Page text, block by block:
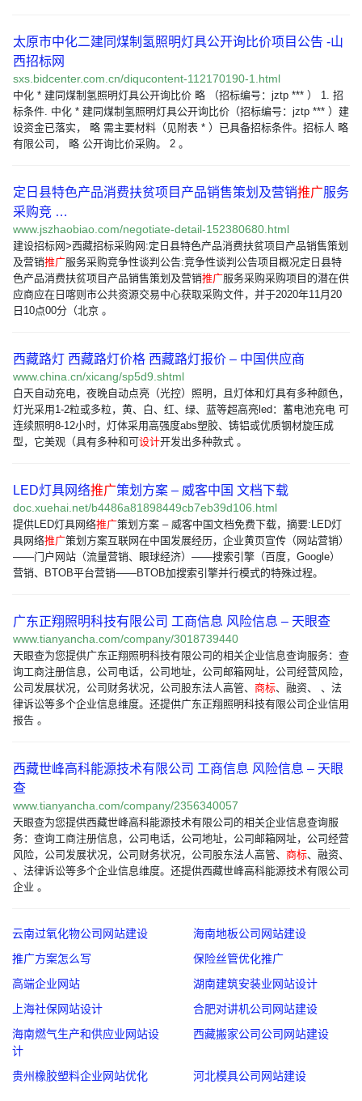
太原市中化二建同煤制氢照明灯具公开询比价项目公告 -山
西招标网
sxs.bidcenter.com.cn/diqucontent-112170190-1.html
中化 * 建同煤制氢照明灯具公开询比价 略 （招标编号：jztp *** ） 1. 招
标条件. 中化 * 建同煤制氢照明灯具公开询比价（招标编号：jztp *** ）建
设资金已落实， 略 需主要材料（见附表 * ）已具备招标条件。招标人 略
有限公司， 略 公开询比价采购。 2 。
定日县特色产品消费扶贫项目产品销售策划及营销推广服务
采购竞 …
www.jszhaobiao.com/negotiate-detail-152380680.html
建设招标网>西藏招标采购网:定日县特色产品消费扶贫项目产品销售策划
及营销推广服务采购竞争性谈判公告:竞争性谈判公告项目概况定日县特
色产品消费扶贫项目产品销售策划及营销推广服务采购采购项目的潜在供
应商应在日喀则市公共资源交易中心获取采购文件，并于2020年11月20
日10点00分（北京 。
西藏路灯 西藏路灯价格 西藏路灯报价 – 中国供应商
www.china.cn/xicang/sp5d9.shtml
白天自动充电，夜晚自动点亮（光控）照明，且灯体和灯具有多种颜色，
灯光采用1-2粒或多粒，黄、白、红、绿、蓝等超高亮led：蓄电池充电 可
连续照明8-12小时，灯体采用高强度abs塑胶、铸铝或优质钢材旋压成
型，它美观（具有多种和可设计开发出多种款式 。
LED灯具网络推广策划方案 – 威客中国 文档下载
doc.xuehai.net/b4486a81898449cb7eb39d106.html
提供LED灯具网络推广策划方案 – 威客中国文档免费下载，摘要:LED灯
具网络推广策划方案互联网在中国发展经历，企业黄页宣传（网站营销）
——门户网站（流量营销、眼球经济）——搜索引擎（百度，Google）
营销、BTOB平台营销——BTOB加搜索引擎并行模式的特殊过程。
广东正翔照明科技有限公司 工商信息 风险信息 – 天眼查
www.tianyancha.com/company/3018739440
天眼查为您提供广东正翔照明科技有限公司的相关企业信息查询服务：查
询工商注册信息，公司电话，公司地址，公司邮箱网址，公司经营风险，
公司发展状况，公司财务状况，公司股东法人高管、 商标、融资、 、法
律诉讼等多个企业信息维度。还提供广东正翔照明科技有限公司企业信用
报告 。
西藏世峰高科能源技术有限公司 工商信息 风险信息 – 天眼
查
www.tianyancha.com/company/2356340057
天眼查为您提供西藏世峰高科能源技术有限公司的相关企业信息查询服
务：查询工商注册信息，公司电话，公司地址，公司邮箱网址，公司经营
风险，公司发展状况，公司财务状况，公司股东法人高管、 商标、融资、
、法律诉讼等多个企业信息维度。还提供西藏世峰高科能源技术有限公司
企业 。
云南过氧化物公司网站建设
海南地板公司网站建设
推广方案怎么写
保险丝管优化推广
高端企业网站
湖南建筑安装业网站设计
上海社保网站设计
合肥对讲机公司网站建设
海南燃气生产和供应业网站设
计
西藏搬家公司公司网站建设
贵州橡胶塑料企业网站优化 河北模具公司网站建设